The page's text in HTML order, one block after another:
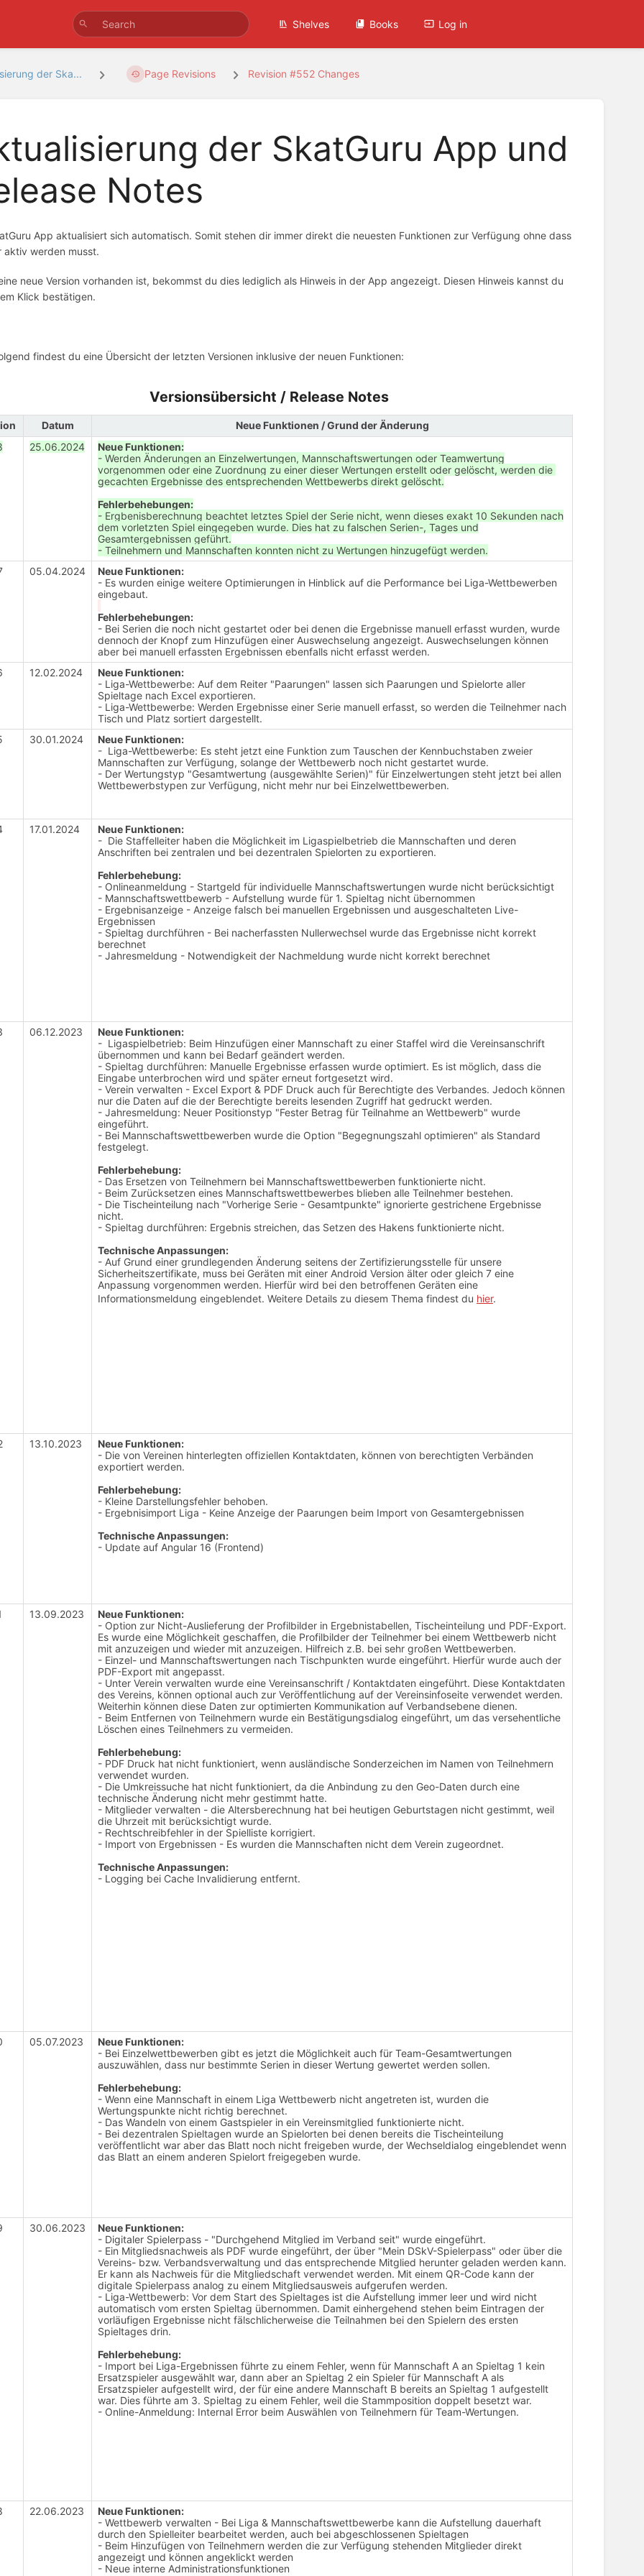
Shelves Books Log in
der Ska... Page Revisions Revision #552 Changes
der SkatGuru App und
Notes
App aktualisiert sich automatisch. Somit stehen dir immer direkt die neuesten Funktionen zur Verfügung ohne dass
aktiv werden musst.
neue Version vorhanden ist, bekommst du dies lediglich als Hinweis in der App angezeigt. Diesen Hinweis kannst du
Klick bestätigen.
findest du eine Übersicht der letzten Versionen inklusive der neuen Funktionen:
Versionsübersicht / Release Notes
Datum
Neue Funktionen / Grund der Änderung
25.06.2024
Neue Funktionen:
- Werden Änderungen an Einzelwertungen, Mannschaftswertungen oder Teamwertung
vorgenommen oder eine Zuordnung zu einer dieser Wertungen erstellt oder gelöscht, werden die
gecachten Ergebnisse des entsprechenden Wettbewerbs direkt gelöscht.
Fehlerbehebungen:
- Ergbenisberechnung beachtet letztes Spiel der Serie nicht, wenn dieses exakt 10 Sekunden nach
dem vorletzten Spiel eingegeben wurde. Dies hat zu falschen Serien-, Tages und
Gesamtergebnissen geführt.
- Teilnehmern und Mannschaften konnten nicht zu Wertungen hinzugefügt werden.
05.04.2024
Neue Funktionen:
- Es wurden einige weitere Optimierungen in Hinblick auf die Performance bei Liga-Wettbewerben
eingebaut.
Fehlerbehebungen:
- Bei Serien die noch nicht gestartet oder bei denen die Ergebnisse manuell erfasst wurden, wurde
dennoch der Knopf zum Hinzufügen einer Auswechselung angezeigt. Auswechselungen können
aber bei manuell erfassten Ergebnissen ebenfalls nicht erfasst werden.
12.02.2024
Neue Funktionen:
- Liga-Wettbewerbe: Auf dem Reiter "Paarungen" lassen sich Paarungen und Spielorte aller
Spieltage nach Excel exportieren.
- Liga-Wettbewerbe: Werden Ergebnisse einer Serie manuell erfasst, so werden die Teilnehmer nach
Tisch und Platz sortiert dargestellt.
30.01.2024
Neue Funktionen:
- Liga-Wettbewerbe: Es steht jetzt eine Funktion zum Tauschen der Kennbuchstaben zweier
Mannschaften zur Verfügung, solange der Wettbewerb noch nicht gestartet wurde.
- Der Wertungstyp "Gesamtwertung (ausgewählte Serien)" für Einzelwertungen steht jetzt bei allen
Wettbewerbstypen zur Verfügung, nicht mehr nur bei Einzelwettbewerben.
17.01.2024
Neue Funktionen:
- Die Staffelleiter haben die Möglichkeit im Ligaspielbetrieb die Mannschaften und deren
Anschriften bei zentralen und bei dezentralen Spielorten zu exportieren.
Fehlerbehebung:
- Onlineanmeldung - Startgeld für individuelle Mannschaftswertungen wurde nicht berücksichtigt
- Mannschaftswettbewerb - Aufstellung wurde für 1. Spieltag nicht übernommen
- Ergebnisanzeige - Anzeige falsch bei manuellen Ergebnissen und ausgeschalteten Live-
Ergebnissen
- Spieltag durchführen - Bei nacherfassten Nullerwechsel wurde das Ergebnisse nicht korrekt
berechnet
- Jahresmeldung - Notwendigkeit der Nachmeldung wurde nicht korrekt berechnet
06.12.2023
Neue Funktionen:
- Ligaspielbetrieb: Beim Hinzufügen einer Mannschaft zu einer Staffel wird die Vereinsanschrift
übernommen und kann bei Bedarf geändert werden.
- Spieltag durchführen: Manuelle Ergebnisse erfassen wurde optimiert. Es ist möglich, dass die
Eingabe unterbrochen wird und später erneut fortgesetzt wird.
- Verein verwalten - Excel Export & PDF Druck auch für Berechtigte des Verbandes. Jedoch können
nur die Daten auf die der Berechtigte bereits lesenden Zugriff hat gedruckt werden.
- Jahresmeldung: Neuer Positionstyp "Fester Betrag für Teilnahme an Wettbewerb" wurde
eingeführt.
- Bei Mannschaftswettbewerben wurde die Option "Begegnungszahl optimieren" als Standard
festgelegt.
Fehlerbehebung:
- Das Ersetzen von Teilnehmern bei Mannschaftswettbewerben funktionierte nicht.
- Beim Zurücksetzen eines Mannschaftswettbewerbes blieben alle Teilnehmer bestehen.
- Die Tischeinteilung nach "Vorherige Serie - Gesamtpunkte" ignorierte gestrichene Ergebnisse
nicht.
- Spieltag durchführen: Ergebnis streichen, das Setzen des Hakens funktionierte nicht.
Technische Anpassungen:
- Auf Grund einer grundlegenden Änderung seitens der Zertifizierungsstelle für unsere
Sicherheitszertifikate, muss bei Geräten mit einer Android Version älter oder gleich 7 eine
Anpassung vorgenommen werden. Hierfür wird bei den betroffenen Geräten eine
Informationsmeldung eingeblendet. Weitere Details zu diesem Thema findest du hier.
13.10.2023
Neue Funktionen:
- Die von Vereinen hinterlegten offiziellen Kontaktdaten, können von berechtigten Verbänden
exportiert werden.
Fehlerbehebung:
- Kleine Darstellungsfehler behoben.
- Ergebnisimport Liga - Keine Anzeige der Paarungen beim Import von Gesamtergebnissen
Technische Anpassungen:
- Update auf Angular 16 (Frontend)
13.09.2023
Neue Funktionen:
- Option zur Nicht-Auslieferung der Profilbilder in Ergebnistabellen, Tischeinteilung und PDF-Export.
Es wurde eine Möglichkeit geschaffen, die Profilbilder der Teilnehmer bei einem Wettbewerb nicht
mit anzuzeigen und wieder mit anzuzeigen. Hilfreich z.B. bei sehr großen Wettbewerben.
- Einzel- und Mannschaftswertungen nach Tischpunkten wurde eingeführt. Hierfür wurde auch der
PDF-Export mit angepasst.
- Unter Verein verwalten wurde eine Vereinsanschrift / Kontaktdaten eingeführt. Diese Kontaktdaten
des Vereins, können optional auch zur Veröffentlichung auf der Vereinsinfoseite verwendet werden.
Weiterhin können diese Daten zur optimierten Kommunikation auf Verbandsebene dienen.
- Beim Entfernen von Teilnehmern wurde ein Bestätigungsdialog eingeführt, um das versehentliche
Löschen eines Teilnehmers zu vermeiden.
Fehlerbehebung:
- PDF Druck hat nicht funktioniert, wenn ausländische Sonderzeichen im Namen von Teilnehmern
verwendet wurden.
- Die Umkreissuche hat nicht funktioniert, da die Anbindung zu den Geo-Daten durch eine
technische Änderung nicht mehr gestimmt hatte.
- Mitglieder verwalten - die Altersberechnung hat bei heutigen Geburtstagen nicht gestimmt, weil
die Uhrzeit mit berücksichtigt wurde.
- Rechtschreibfehler in der Spielliste korrigiert.
- Import von Ergebnissen - Es wurden die Mannschaften nicht dem Verein zugeordnet.
Technische Anpassungen:
- Logging bei Cache Invalidierung entfernt.
05.07.2023
Neue Funktionen:
- Bei Einzelwettbewerben gibt es jetzt die Möglichkeit auch für Team-Gesamtwertungen
auszuwählen, dass nur bestimmte Serien in dieser Wertung gewertet werden sollen.
Fehlerbehebung:
- Wenn eine Mannschaft in einem Liga Wettbewerb nicht angetreten ist, wurden die
Wertungspunkte nicht richtig berechnet.
- Das Wandeln von einem Gastspieler in ein Vereinsmitglied funktionierte nicht.
- Bei dezentralen Spieltagen wurde an Spielorten bei denen bereits die Tischeinteilung
veröffentlicht war aber das Blatt noch nicht freigeben wurde, der Wechseldialog eingeblendet wenn
das Blatt an einem anderen Spielort freigegeben wurde.
30.06.2023
Neue Funktionen:
- Digitaler Spielerpass - "Durchgehend Mitglied im Verband seit" wurde eingeführt.
- Ein Mitgliedsnachweis als PDF wurde eingeführt, der über "Mein DSkV-Spielerpass" oder über die
Vereins- bzw. Verbandsverwaltung und das entsprechende Mitglied herunter geladen werden kann.
Er kann als Nachweis für die Mitgliedschaft verwendet werden. Mit einem QR-Code kann der
digitale Spielerpass analog zu einem Mitgliedsausweis aufgerufen werden.
- Liga-Wettbewerb: Vor dem Start des Spieltages ist die Aufstellung immer leer und wird nicht
automatisch vom ersten Spieltag übernommen. Damit einhergehend stehen beim Eintragen der
vorläufigen Ergebnisse nicht fälschlicherweise die Teilnahmen bei den Spielern des ersten
Spieltages drin.
Fehlerbehebung:
- Import bei Liga-Ergebnissen führte zu einem Fehler, wenn für Mannschaft A an Spieltag 1 kein
Ersatzspieler ausgewählt war, dann aber an Spieltag 2 ein Spieler für Mannschaft A als
Ersatzspieler aufgestellt wird, der für eine andere Mannschaft B bereits an Spieltag 1 aufgestellt
war. Dies führte am 3. Spieltag zu einem Fehler, weil die Stammposition doppelt besetzt war.
- Online-Anmeldung: Internal Error beim Auswählen von Teilnehmern für Team-Wertungen.
22.06.2023
Neue Funktionen:
- Wettbewerb verwalten - Bei Liga & Mannschaftswettbewerbe kann die Aufstellung dauerhaft
durch den Spielleiter bearbeitet werden, auch bei abgeschlossenen Spieltagen
- Beim Hinzufügen von Teilnehmern werden die zur Verfügung stehenden Mitglieder direkt
angezeigt und können angeklickt werden
- Neue interne Administrationsfunktionen